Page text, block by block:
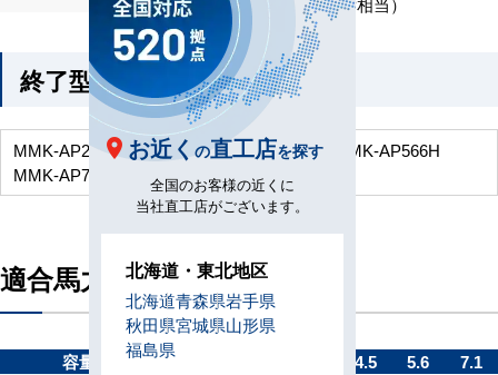
終了型番
MMK-AP286HMMK-AP366HMMK-AP456H
MMK-AP566H
MMK-AP716H
適合馬力
容量kW 4.5 5.6
7.1
お近く の直工店を探す
全国のお客様の近くに
当社直工店がございます。
北海道・東北地区
北海道青森県岩手県
秋田県宮城県山形県
福島県